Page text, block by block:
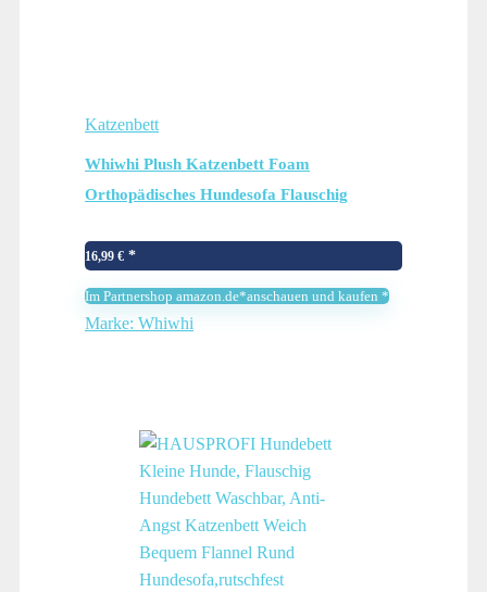
Katzenbett
Whiwhi Plush Katzenbett Foam
Orthopädisches Hundesofa Flauschig
mit Abnehmbarem Waschbarem Bezug
75x60x15cm
16,99 €
Im Partnershop amazon.de*anschauen und kaufen *
Marke: Whiwhi